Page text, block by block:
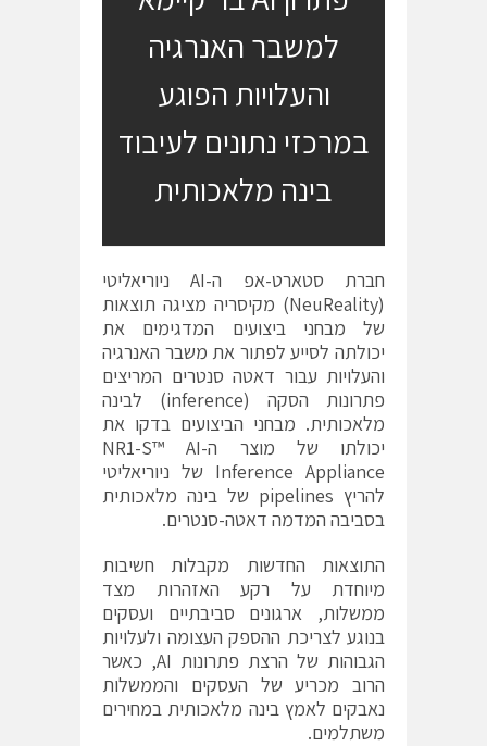
למשבר האנרגיה
והעלויות הפוגע
במרכזי נתונים לעיבוד
בינה מלאכותית
חברת סטארט-אפ ה-AI ניוריאליטי
(NeuReality) מקיסריה מציגה תוצאות
של מבחני ביצועים המדגימים את
יכולתה לסייע לפתור את משבר האנרגיה
והעלויות עבור דאטה סנטרים המריצים
פתרונות הסקה (inference) לבינה
מלאכותית. מבחני הביצועים בדקו את
יכולתו של מוצר ה-NR1-S™ AI
Inference Appliance של ניוריאליטי
להריץ pipelines של בינה מלאכותית
בסביבה המדמה דאטה-סנטרים.
התוצאות החדשות מקבלות חשיבות
מיוחדת על רקע האזהרות מצד
ממשלות, ארגונים סביבתיים ועסקים
בנוגע לצריכת ההספק העצומה ולעלויות
הגבוהות של הרצת פתרונות AI, כאשר
הרוב מכריע של העסקים והממשלות
נאבקים לאמץ בינה מלאכותית במחירים
משתלמים.